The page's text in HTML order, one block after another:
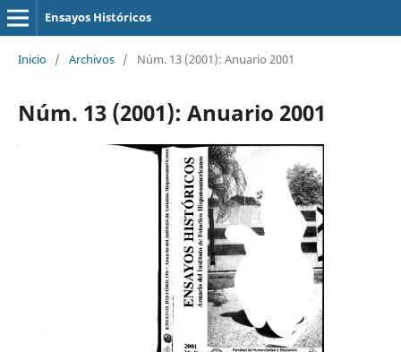
Ensayos Históricos
Inicio / Archivos / Núm. 13 (2001): Anuario 2001
Núm. 13 (2001): Anuario 2001